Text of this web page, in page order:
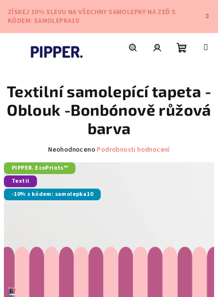
obsah
ZÍSKEJ 10% SLEVU NA VŠECHNY SAMOLEPKY NA ZEĎ S
KÓDEM: SAMOLEPKA10
košík
Textilní samolepící tapeta -
Oblouk -Bonbónově růžová
barva
Průměrné
produktu
0,0
z
Neohodnoceno Podrobnosti hodnocení
PIPPER. EcoPrints™
Textil
-10% s kódem: samolepka10